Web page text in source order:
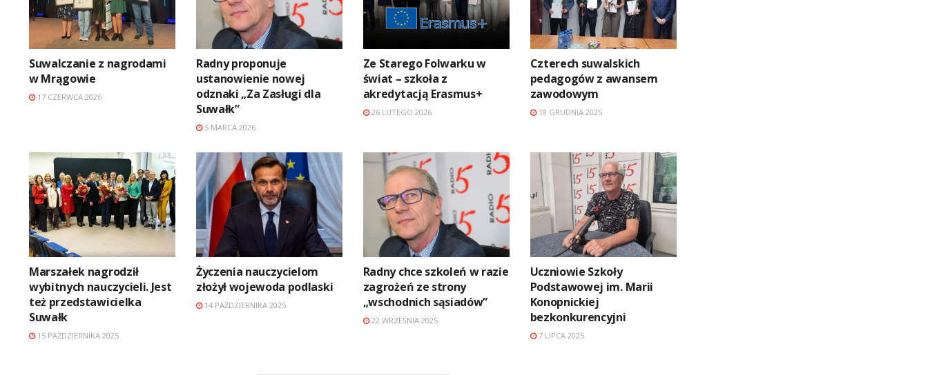
Suwalczanie z nagrodami
w Mrągowie
17 CZERWCA 2026
Radny proponuje
ustanowienie nowej
odznaki „Za Zasługi dla
Suwałk”
5 MARCA 2026
Ze Starego Folwarku w
świat – szkoła z
akredytacją Erasmus+
26 LUTEGO 2026
Czterech suwalskich
pedagogów z awansem
zawodowym
18 GRUDNIA 2025
Marszałek nagrodził
wybitnych nauczycieli. Jest
też przedstawicielka
Suwałk
15 PAŹDZIERNIKA 2025
Życzenia nauczycielom
złożył wojewoda podlaski
14 PAŹDZIERNIKA 2025
Radny chce szkoleń w razie
zagrożeń ze strony
„wschodnich sąsiadów”
22 WRZEŚNIA 2025
Uczniowie Szkoły
Podstawowej im. Marii
Konopnickiej
bezkonkurencyjni
7 LIPCA 2025